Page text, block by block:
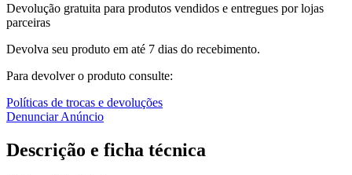
Devolução gratuita para produtos vendidos e entregues por lojas
parceiras
Devolva seu produto em até 7 dias do recebimento.
Para devolver o produto consulte:
Políticas de trocas e devoluções
Denunciar Anúncio
Descrição e ficha técnica